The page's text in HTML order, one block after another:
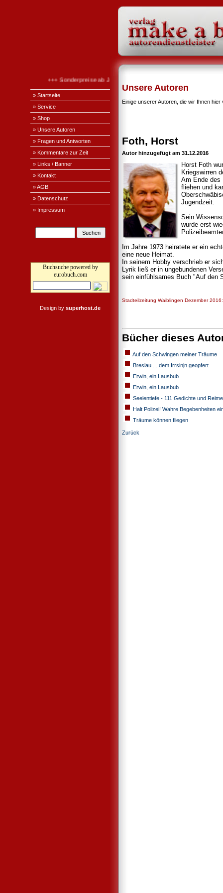
+++ Sonderpreise ab Januar 2026 +++
» Startseite
» Service
» Shop
» Unsere Autoren
» Fragen und Antworten
» Kommentare zur Zeit
» Links / Banner
» Kontakt
» AGB
» Datenschutz
» Impressum
Buchsuche powered by
eurobuch.com
Design by superhost.de
Unsere Autoren
Einige unserer Autoren, die wir Ihnen
Foth, Horst
Autor hinzugefügt am 31.12.2016
Horst Foth
Kriegswirren
Am Ende des
fliehen und
Jugendzeit.
Sein
wurde erst
Im Jahre 1973 heiratete er ein
eine neue Heimat.
In seinem Hobby verschrieb er
Lyrik ließ er in ungebundenen
sein einfühlsames Buch "Auf den
Stadteilzeitung Waiblingen Dezember 2016:
Bücher dieses
Auf den Schwingen meiner Träume
Breslau ... dem Irrsinjn geopfert
Erwin, ein Lausbub
Erwin, ein Lausbub
Seelentiefe - 111 Gedichte und Reime
Halt Polizei! Wahre Begebenheiten
Träume können fliegen
Zurück